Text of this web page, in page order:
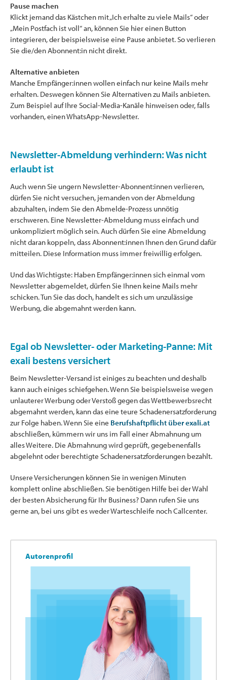
Pause machen
Klickt jemand das Kästchen mit „Ich erhalte zu viele Mails“ oder
„Mein Postfach ist voll“ an, können Sie hier einen Button
integrieren, der beispielsweise eine Pause anbietet. So verlieren
Sie die/den Abonnent:in nicht direkt.
Alternative anbieten
Manche Empfänger:innen wollen einfach nur keine Mails mehr
erhalten. Deswegen können Sie Alternativen zu Mails anbieten.
Zum Beispiel auf Ihre Social-Media-Kanäle hinweisen oder, falls
vorhanden, einen WhatsApp-Newsletter.
Newsletter-Abmeldung verhindern: Was nicht
erlaubt ist
Auch wenn Sie ungern Newsletter-Abonnent:innen verlieren,
dürfen Sie nicht versuchen, jemanden von der Abmeldung
abzuhalten, indem Sie den Abmelde-Prozess unnötig
erschweren. Eine Newsletter-Abmeldung muss einfach und
unkompliziert möglich sein. Auch dürfen Sie eine Abmeldung
nicht daran koppeln, dass Abonnent:innen Ihnen den Grund dafür
mitteilen. Diese Information muss immer freiwillig erfolgen.
Und das Wichtigste: Haben Empfänger:innen sich einmal vom
Newsletter abgemeldet, dürfen Sie Ihnen keine Mails mehr
schicken. Tun Sie das doch, handelt es sich um unzulässige
Werbung, die abgemahnt werden kann.
Egal ob Newsletter- oder Marketing-Panne: Mit
exali bestens versichert
Beim Newsletter-Versand ist einiges zu beachten und deshalb
kann auch einiges schiefgehen. Wenn Sie beispielsweise wegen
unlauterer Werbung oder Verstoß gegen das Wettbewerbsrecht
abgemahnt werden, kann das eine teure Schadenersatzforderung
zur Folge haben. Wenn Sie eine Berufshaftpflicht über exali.at
abschließen, kümmern wir uns im Fall einer Abmahnung um
alles Weitere. Die Abmahnung wird geprüft, gegebenenfalls
abgelehnt oder berechtigte Schadenersatzforderungen bezahlt.
Unsere Versicherungen können Sie in wenigen Minuten
komplett online abschließen. Sie benötigen Hilfe bei der Wahl
der besten Absicherung für Ihr Business? Dann rufen Sie uns
gerne an, bei uns gibt es weder Warteschleife noch Callcenter.
Autorenprofil